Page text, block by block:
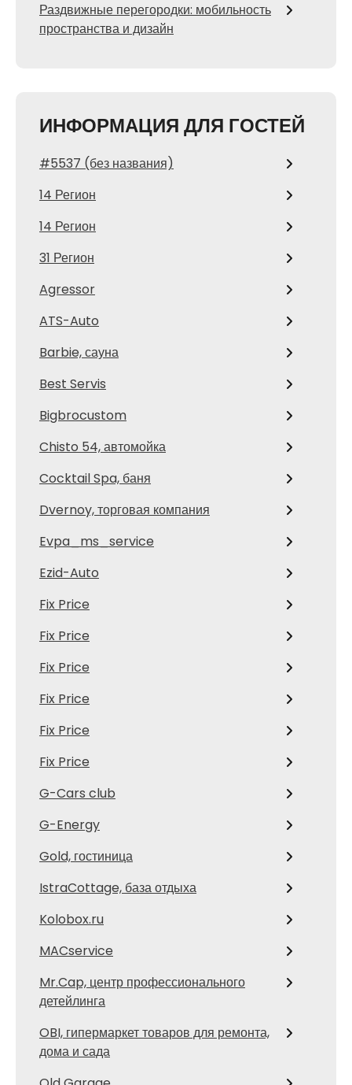
Раздвижные перегородки: мобильность
пространства и дизайн
ИНФОРМАЦИЯ ДЛЯ ГОСТЕЙ
#5537 (без названия)
14 Регион
14 Регион
31 Регион
Agressor
ATS-Auto
Barbie, сауна
Best Servis
Bigbrocustom
Chisto 54, автомойка
Cocktail Spa, баня
Dvernoy, торговая компания
Evpa_ms_service
Ezid-Auto
Fix Price
Fix Price
Fix Price
Fix Price
Fix Price
Fix Price
G-Cars club
G-Energy
Gold, гостиница
IstraCottage, база отдыха
Kolobox.ru
MACservice
Mr.Cap, центр профессионального
детейлинга
OBI, гипермаркет товаров для ремонта,
дома и сада